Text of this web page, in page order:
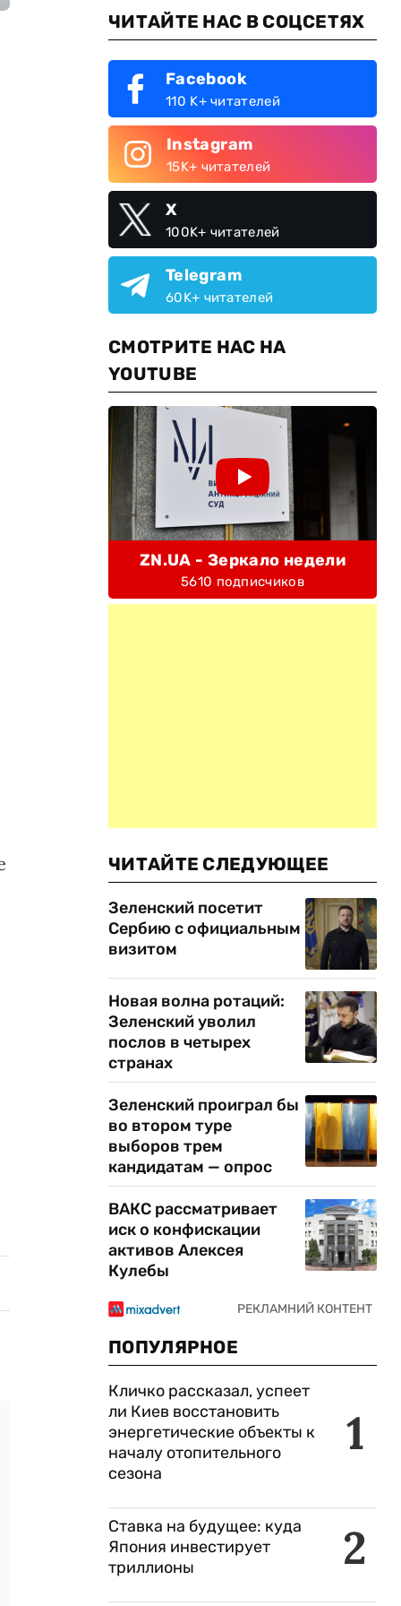
ЧИТАЙТЕ НАС В СОЦСЕТЯХ
Facebook
110 K+ читателей
Instagram
15K+ читателей
X
100K+ читателей
Telegram
60K+ читателей
СМОТРИТЕ НАС НА
YOUTUBE
ZN.UA - Зеркало недели
5610 подписчиков
ЧИТАЙТЕ СЛЕДУЮЩЕЕ
Зеленский посетит
Сербию с официальным
визитом
Новая волна ротаций:
Зеленский уволил
послов в четырех
странах
Зеленский проиграл бы
во втором туре
выборов трем
кандидатам — опрос
ВАКС рассматривает
иск о конфискации
активов Алексея
Кулебы
ПОПУЛЯРНОЕ
1
Кличко рассказал, успеет
ли Киев восстановить
энергетические объекты к
началу отопительного
сезона
2
Ставка на будущее: куда
Япония инвестирует
триллионы